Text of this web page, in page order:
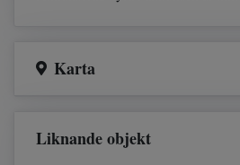
Karta
Liknande objekt